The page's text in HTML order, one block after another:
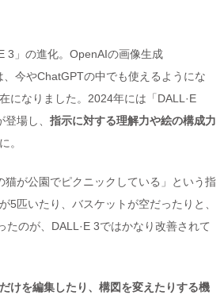
3」の進化。OpenAIの画像生成
、今やChatGPTの中でも使えるようにな
になりました。2024年には「DALL·E
場し、 指示に対する理解力や絵の構成力
。
猫が公園でピクニックしている」という指
5匹いたり、バスケットが空だったりと、
たのが、DALL·E 3ではかなり改善されて
けを編集したり、構図を変えたりする機